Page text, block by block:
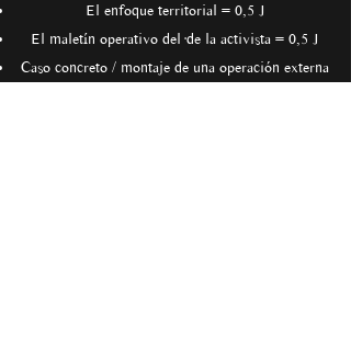
El enfoque territorial = 0,5 J
El maletín operativo del·de la activista = 0,5 J
Caso concreto / montaje de una operación externa